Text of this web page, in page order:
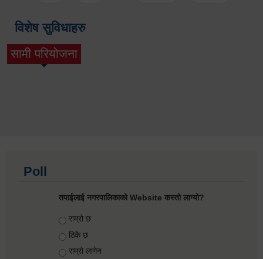
विशेष सुविधाहरु
सामी परियोजना
(active tab)
Poll
तपाईलाई नगरपालिकाको Website कस्तो लाग्यो?
Choices
राम्रो छ
ठिकै छ
राम्रो लागेन